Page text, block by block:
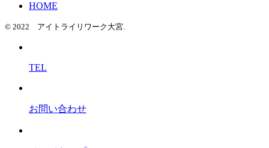
HOME
© 2022 アイトライリワーク大宮.
TEL
お問い合わせ